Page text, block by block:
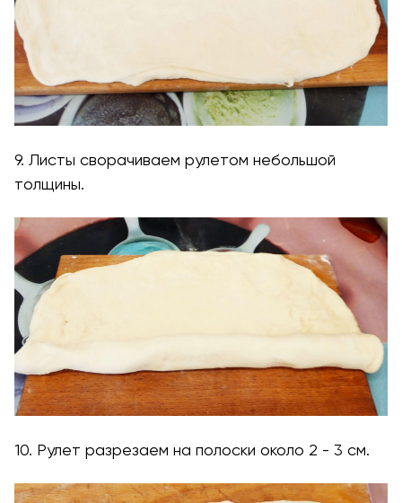
9. Листы сворачиваем рулетом небольшой
толщины.
10. Рулет разрезаем на полоски около 2 - 3 см.